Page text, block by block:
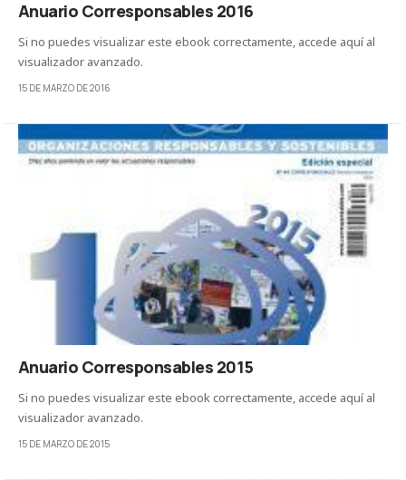
Anuario Corresponsables 2016
Si no puedes visualizar este ebook correctamente, accede aquí al
visualizador avanzado.
15 DE MARZO DE 2016
Anuario Corresponsables 2015
Si no puedes visualizar este ebook correctamente, accede aquí al
visualizador avanzado.
15 DE MARZO DE 2015